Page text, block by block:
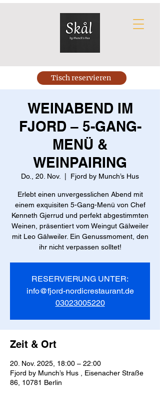
Tisch reservieren
WEINABEND IM
FJORD – 5-GANG-
MENÜ &
WEINPAIRING
Do., 20. Nov. Fjord by Munch’s Hus
Erlebt einen unvergesslichen Abend mit
einem exquisiten 5-Gang-Menü von Chef
Kenneth Gjerrud und perfekt abgestimmten
Weinen, präsentiert vom Weingut Gälweiler
mit Leo Gälweiler. Ein Genussmoment, den
ihr nicht verpassen solltet!
RESERVIERUNG UNTER:
info@fjord-nordicrestaurant.de
03023005220
Zeit & Ort
20. Nov. 2025, 18:00 – 22:00
Fjord by Munch’s Hus , Eisenacher Straße
86, 10781 Berlin